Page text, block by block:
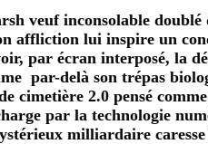
veuf inconsolable doublé
affliction lui inspire un
par écran interposé, la
par-delà son trépas
cimetière 2.0 pensé
par la technologie
milliardaire